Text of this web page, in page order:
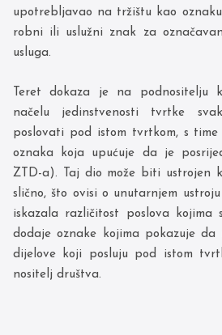
upotrebljavao na tržištu kao
robni ili uslužni znak za
usluga.
Teret dokaza je na podnositelju
načelu jedinstvenosti tvrtke
poslovati pod istom tvrtkom, s
oznaka koja upućuje da je
ZTD-a). Taj dio može biti ustrojen
slično, što ovisi o unutarnjem
iskazala različitost poslova
dodaje oznake kojima pokazuje da
dijelove koji posluju pod istom
nositelj društva.